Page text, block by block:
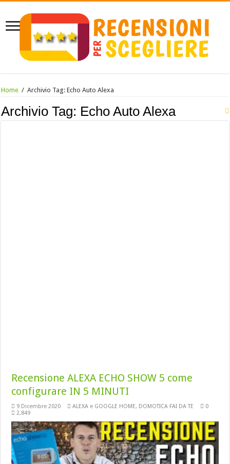
Home / Archivio Tag:Echo Auto Alexa
Archivio Tag: Echo Auto Alexa
Recensione ALEXA ECHO SHOW 5 come
configurare IN 5 MINUTI
9 Dicembre 2020 ALEXA e GOOGLE HOME, DOMOTICA FAI DA TE
0
2,849